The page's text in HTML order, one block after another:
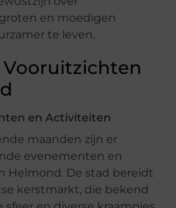
en moedigen
te leven.
en Activiteiten
maanden zijn er
evenementen en
Helmond. De stad bereidt
kerstmarkt, die bekend